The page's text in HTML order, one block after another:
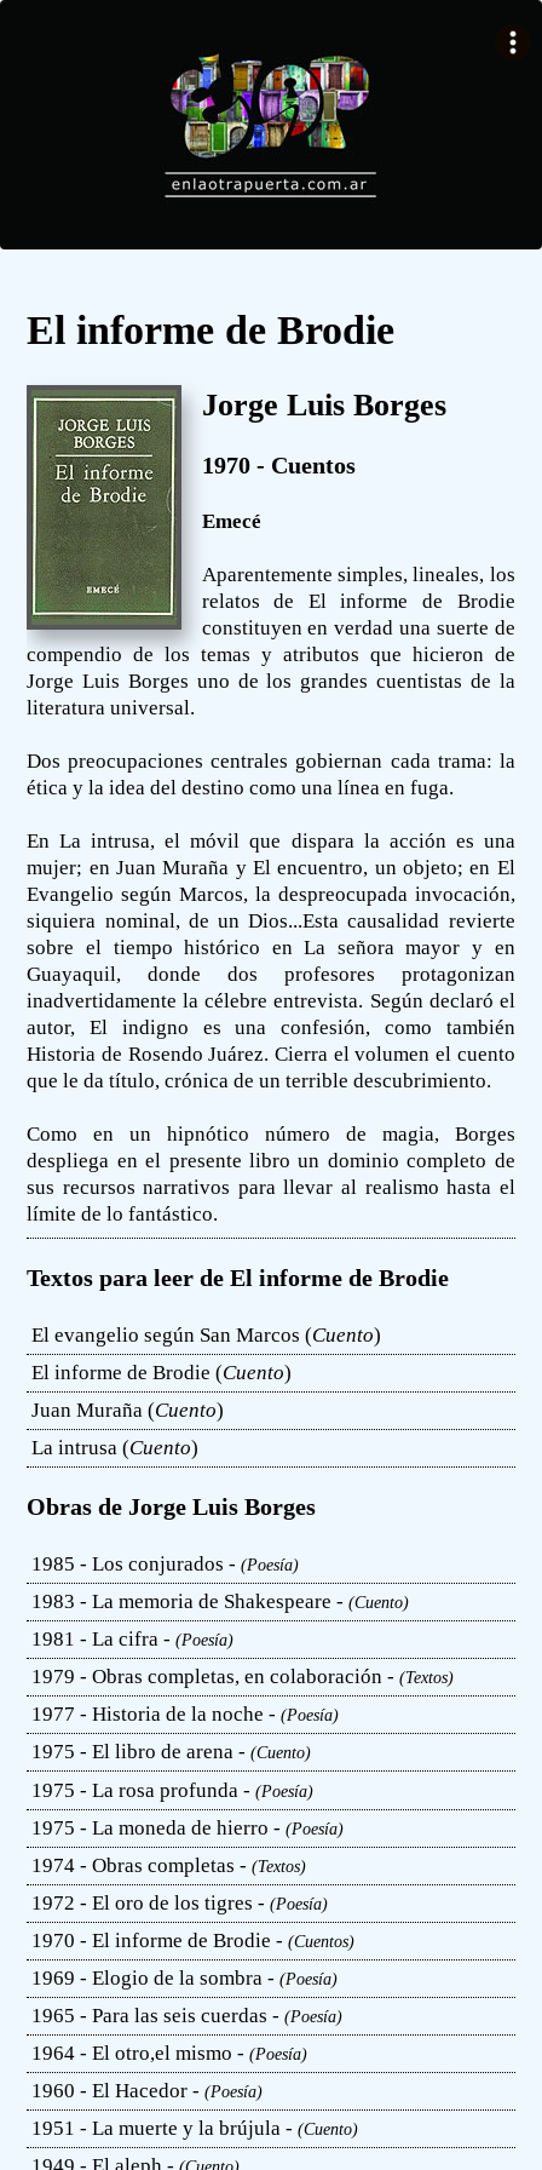
El informe de Brodie
Jorge Luis Borges
1970 - Cuentos
Emecé
Aparentemente simples, lineales, los
relatos de El informe de Brodie
constituyen en verdad una suerte de
compendio de los temas y atributos que hicieron de
Jorge Luis Borges uno de los grandes cuentistas de la
literatura universal.
Dos preocupaciones centrales gobiernan cada trama: la
ética y la idea del destino como una línea en fuga.
En La intrusa, el móvil que dispara la acción es una
mujer; en Juan Muraña y El encuentro, un objeto; en El
Evangelio según Marcos, la despreocupada invocación,
siquiera nominal, de un Dios...Esta causalidad revierte
sobre el tiempo histórico en La señora mayor y en
Guayaquil, donde dos profesores protagonizan
inadvertidamente la célebre entrevista. Según declaró el
autor, El indigno es una confesión, como también
Historia de Rosendo Juárez. Cierra el volumen el cuento
que le da título, crónica de un terrible descubrimiento.
Como en un hipnótico número de magia, Borges
despliega en el presente libro un dominio completo de
sus recursos narrativos para llevar al realismo hasta el
límite de lo fantástico.
Textos para leer de El informe de Brodie
El evangelio según San Marcos (Cuento)
El informe de Brodie (Cuento)
Juan Muraña (Cuento)
La intrusa (Cuento)
Obras de Jorge Luis Borges
1985 - Los conjurados -(Poesía)
1983 - La memoria de Shakespeare -(Cuento)
1981 - La cifra -(Poesía)
1979 - Obras completas, en colaboración -(Textos)
1977 - Historia de la noche -(Poesía)
1975 - El libro de arena -(Cuento)
1975 - La rosa profunda -(Poesía)
1975 - La moneda de hierro -(Poesía)
1974 - Obras completas -(Textos)
1972 - El oro de los tigres -(Poesía)
1970 - El informe de Brodie -(Cuentos)
1969 - Elogio de la sombra -(Poesía)
1965 - Para las seis cuerdas -(Poesía)
1964 - El otro,el mismo -(Poesía)
1960 - El Hacedor -(Poesía)
1951 - La muerte y la brújula -(Cuento)